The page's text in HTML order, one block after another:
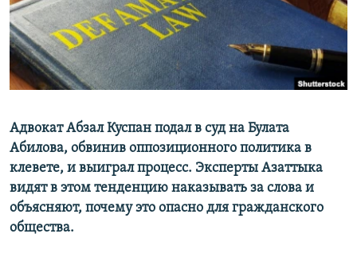
Адвокат Абзал Куспан подал в суд на Булата
Абилова, обвинив оппозиционного политика в
клевете, и выиграл процесс. Эксперты Азаттыка
видят в этом тенденцию наказывать за слова и
объясняют, почему это опасно для гражданского
общества.